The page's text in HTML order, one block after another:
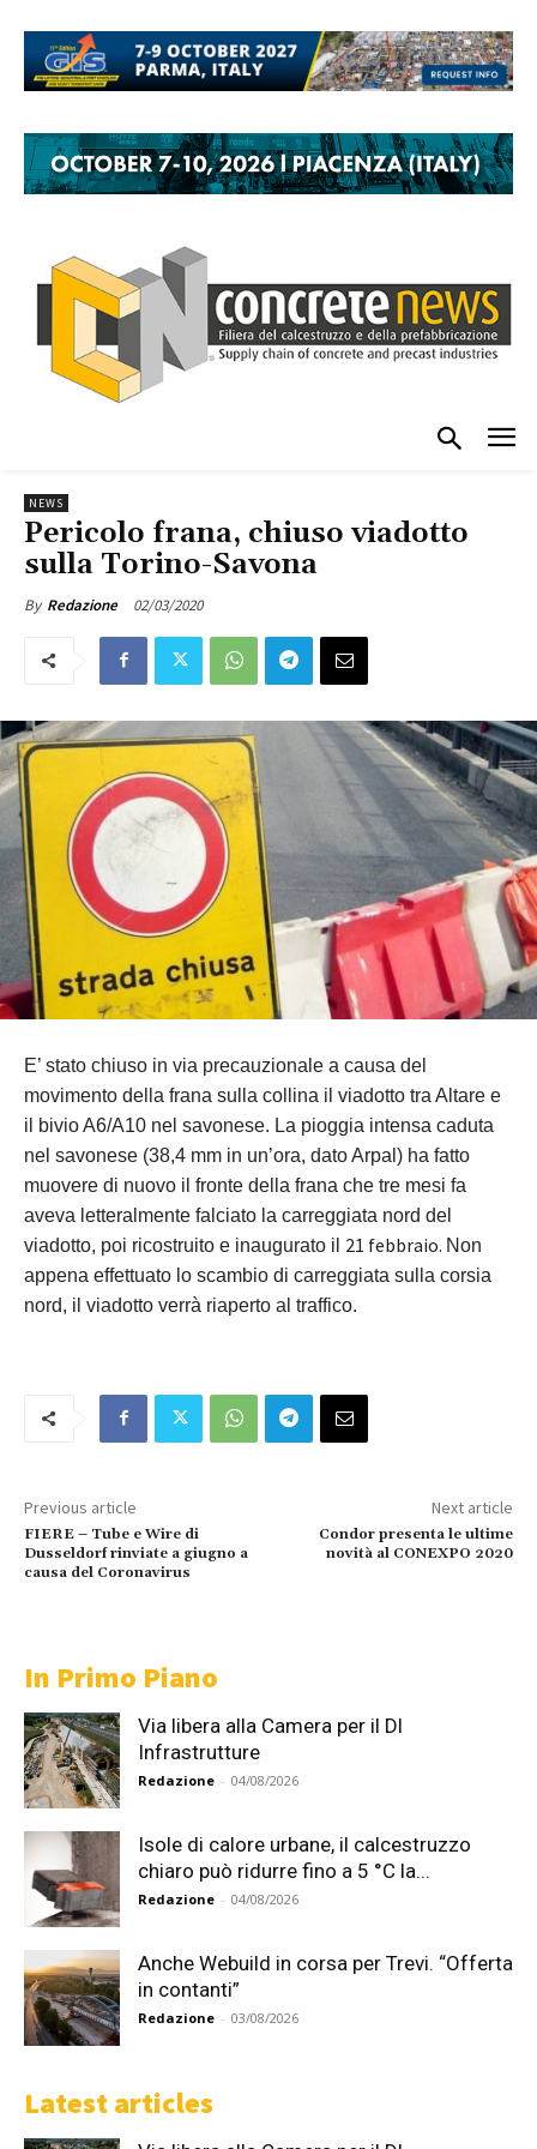
NEWS
Pericolo frana, chiuso viadotto
sulla Torino-Savona
By Redazione 02/03/2020
E’ stato chiuso in via precauzionale a causa del
movimento della frana sulla collina il viadotto tra Altare e
il bivio A6/A10 nel savonese. La pioggia intensa caduta
nel savonese (38,4 mm in un’ora, dato Arpal) ha fatto
muovere di nuovo il fronte della frana che tre mesi fa
aveva letteralmente falciato la carreggiata nord del
viadotto, poi ricostruito e inaugurato il 21 febbraio. Non
appena effettuato lo scambio di carreggiata sulla corsia
nord, il viadotto verrà riaperto al traffico.
Previous article
FIERE – Tube e Wire di
Dusseldorf rinviate a giugno a
causa del Coronavirus
Next article
Condor presenta le ultime
novità al CONEXPO 2020
In Primo Piano
Via libera alla Camera per il Dl
Infrastrutture
Redazione - 04/08/2026
Isole di calore urbane, il calcestruzzo
chiaro può ridurre fino a 5 °C la...
Redazione - 04/08/2026
Anche Webuild in corsa per Trevi. “Offerta
in contanti”
Redazione - 03/08/2026
Latest articles